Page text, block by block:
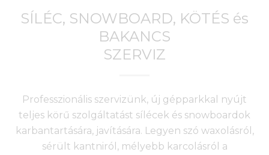
SÍLÉC, SNOWBOARD, KÖTÉS és
BAKANCS
SZERVIZ
Professzionális szervizünk, új gépparkkal nyújt
teljes körű szolgáltatást sílécek és snowboardok
karbantartására, javítására. Legyen szó waxolásról,
sérült kantniról, mélyebb karcolásról a